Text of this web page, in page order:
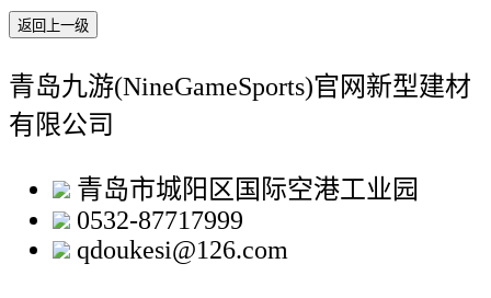
返回上一级
青岛九游(NineGameSports)官网新型建材
有限公司
青岛市城阳区国际空港工业园
0532-87717999
qdoukesi@126.com